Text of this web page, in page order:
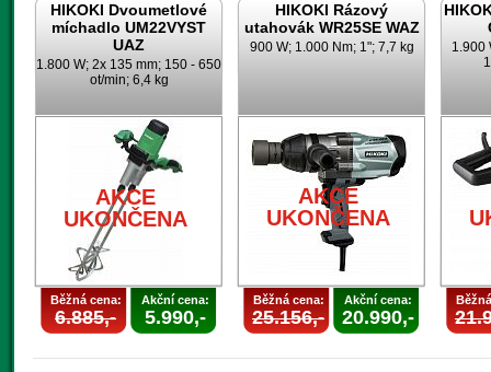
HIKOKI Dvoumetlové
míchadlo UM22VYST
UAZ
1.800 W; 2x 135 mm; 150 - 650
ot/min; 6,4 kg
AKCE
UKONČENA
Běžná cena:
6.885,-
Akční cena:
5.990,-
HIKOKI Rázový
utahovák WR25SE WAZ
900 W; 1.000 Nm; 1"; 7,7 kg
AKCE
UKONČENA
Běžná cena:
25.156,-
Akční cena:
20.990,-
1.900